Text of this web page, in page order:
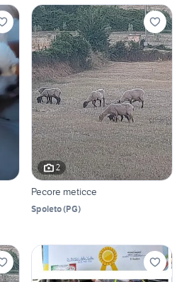
2
Pecore meticce
Spoleto(PG)